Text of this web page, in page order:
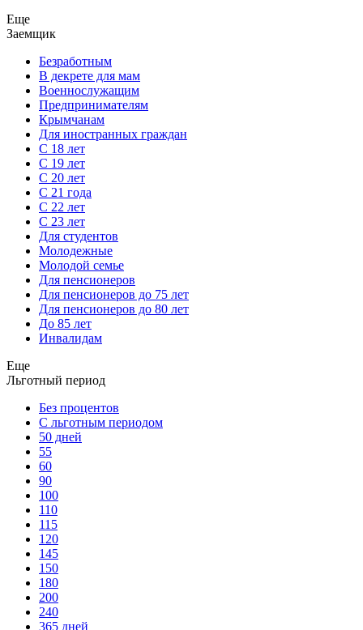
Еще
Заемщик
Безработным
В декрете для мам
Военнослужащим
Предпринимателям
Крымчанам
Для иностранных граждан
С 18 лет
С 19 лет
С 20 лет
С 21 года
С 22 лет
С 23 лет
Для студентов
Молодежные
Молодой семье
Для пенсионеров
Для пенсионеров до 75 лет
Для пенсионеров до 80 лет
До 85 лет
Инвалидам
Еще
Льготный период
Без процентов
С льготным периодом
50 дней
55
60
90
100
110
115
120
145
150
180
200
240
365 дней